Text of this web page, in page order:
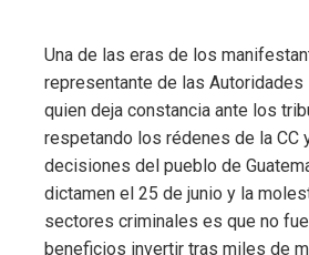
Una de las eras de los
representante de las Autoridades
quien deja constancia ante los
respetando los rédenes de la CC
decisiones del pueblo de
dictamen el 25 de junio y la
sectores criminales es que no
beneficios invertir tras miles de